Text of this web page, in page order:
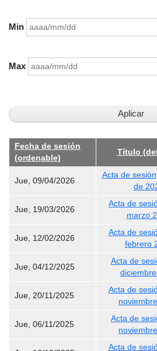
Min
Max
Fecha de sesión
(ordenable)
Título
Jue, 09/04/2026
Acta de
de
Jue, 19/03/2026
Acta de
marzo
Jue, 12/02/2026
Acta de
febrero
Jue, 04/12/2025
Acta de
Jue, 20/11/2025
Acta de
Jue, 06/11/2025
Acta de
Acta de